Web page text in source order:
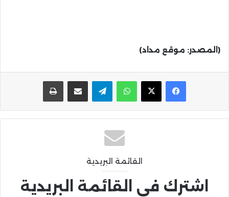
(المصدر: موقع مداد)
واتساب تيلقرام مشاركة عبر البريد
القائمة البريدية
اشترك في القائمة البريدية